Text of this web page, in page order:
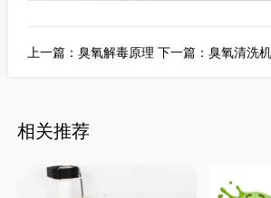
上一篇：臭氧解毒原理下一篇：臭氧清洗
相关推荐